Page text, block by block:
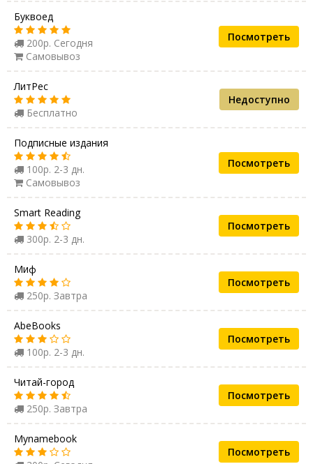
Буквоед
200р. Сегодня
Самовывоз
Посмотреть
ЛитРес
Бесплатно
Недоступно
Подписные издания
100р. 2-3 дн.
Самовывоз
Посмотреть
Smart Reading
300р. 2-3 дн.
Посмотреть
Миф
250р. Завтра
Посмотреть
AbeBooks
100р. 2-3 дн.
Посмотреть
Читай-город
250р. Завтра
Посмотреть
Mynamebook
Посмотреть